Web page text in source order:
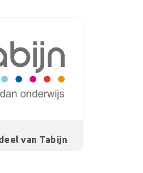
van Tabijn